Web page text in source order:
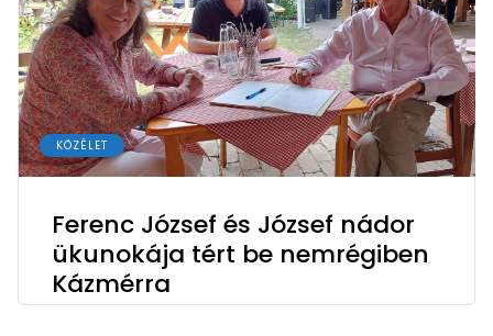
KÖZÉLET
Ferenc József és József nádor
ükunokája tért be nemrégiben
Kázmérra